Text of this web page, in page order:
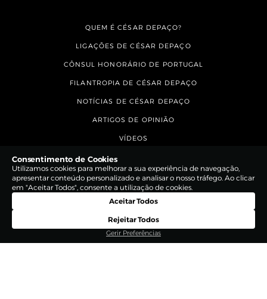
QUEM É CÉSAR DEPAÇO?
LIGAÇÕES DE CÉSAR DEPAÇO
CÔNSUL HONORÁRIO DE PORTUGAL
FILANTROPIA DE CÉSAR DEPAÇO
NOTÍCIAS DE CÉSAR DEPAÇO
ARTIGOS DE OPINIÃO
VÍDEOS
CONTACTOS
Consentimento de Cookies
Utilizamos cookies para melhorar a sua experiência de navegação,
apresentar conteúdo personalizado e analisar o nosso tráfego. Ao clicar
em "Aceitar Todos", consente a utilização de cookies.
Gerir Preferências
Rejeitar Todos
Aceitar Todos